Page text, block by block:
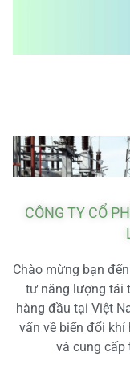
CÔNG TY CỔ
Chào mừng bạn
tư năng lượng tái
hàng đầu tại Việt
vấn về biến đổi khí
và cung cấp